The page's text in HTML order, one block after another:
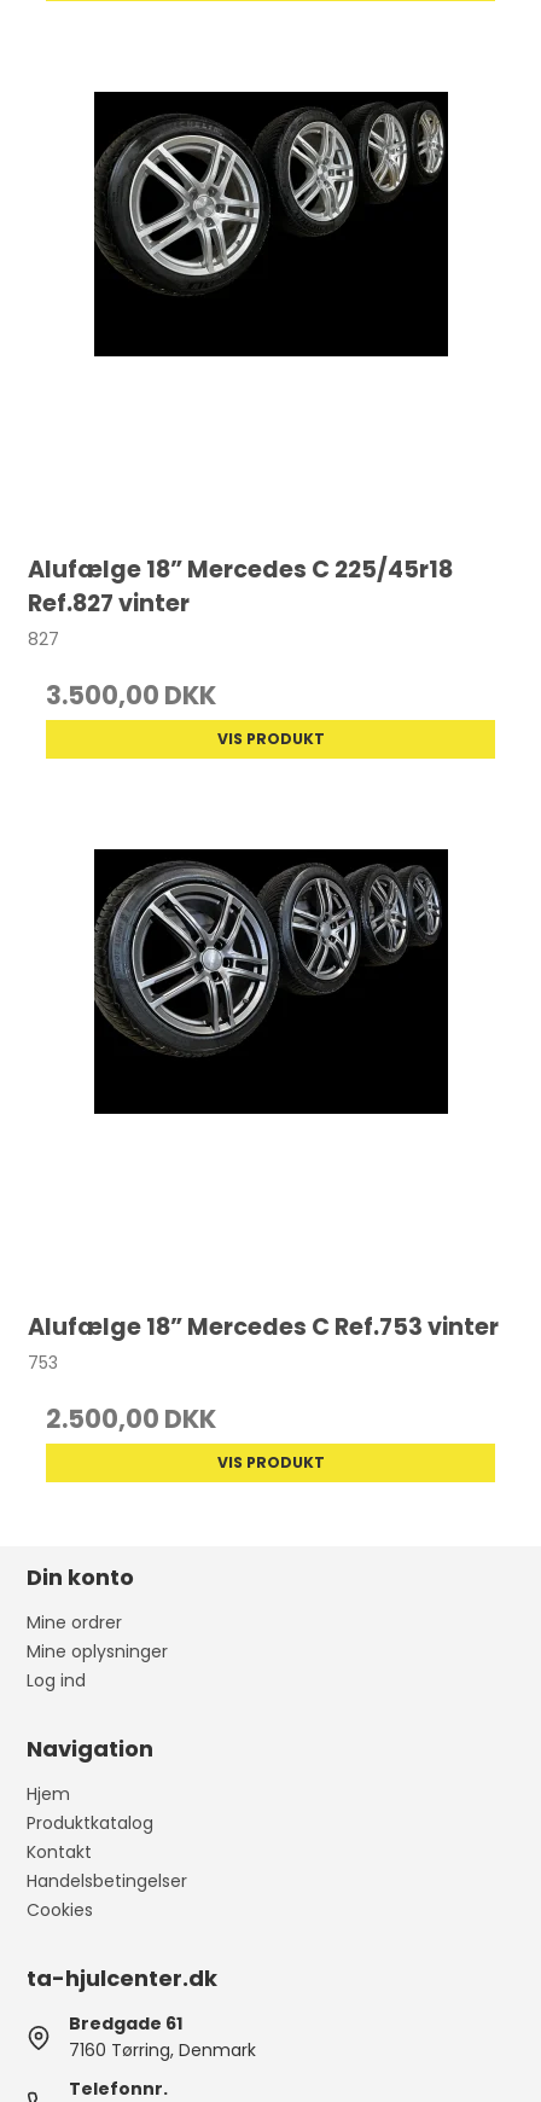
Alufælge 18” Mercedes C 225/45r18
Ref.827 vinter
827
3.500,00 DKK
VIS PRODUKT
Alufælge 18” Mercedes C Ref.753 vinter
753
2.500,00 DKK
VIS PRODUKT
Din konto
Mine ordrer
Mine oplysninger
Log ind
Navigation
Hjem
Produktkatalog
Kontakt
Handelsbetingelser
Cookies
ta-hjulcenter.dk
Bredgade 61
7160 Tørring, Denmark
Telefonnr.